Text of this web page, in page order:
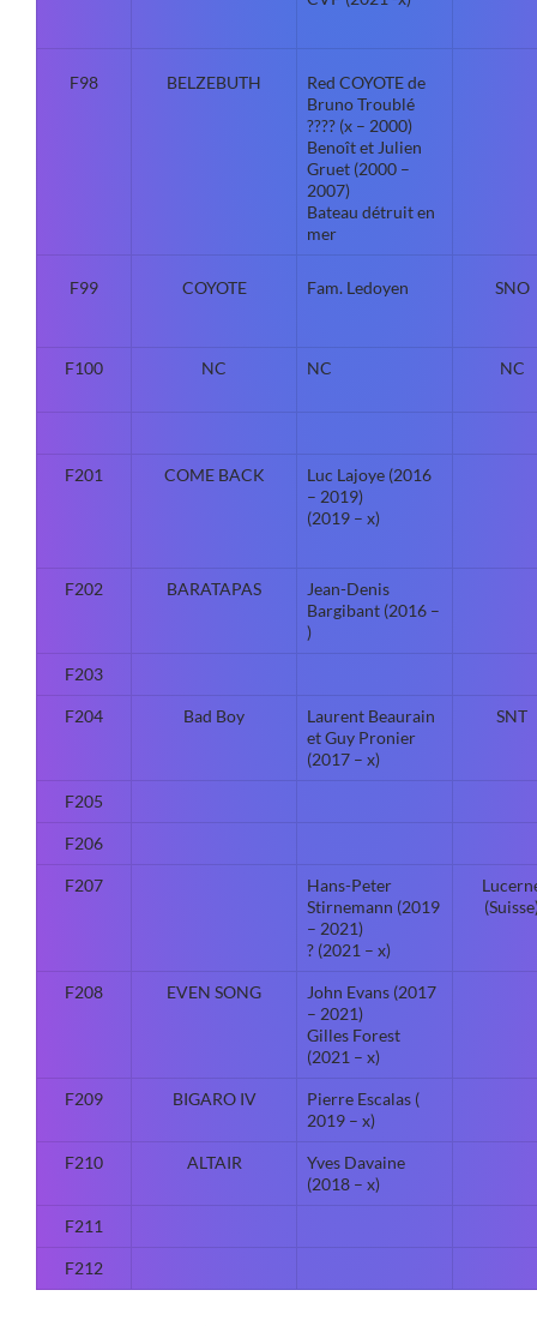
F98 BELZEBUTH
Red COYOTE de
Bruno Troublé
???? (x – 2000)
Benoît et Julien
Gruet (2000 –
2007)
Bateau détruit en
mer
F99 COYOTE Fam. Ledoyen SNO
F100 NC NC NC
F201 COME BACK
Luc Lajoye (2016
– 2019)
(2019 – x)
F202 BARATAPAS
Jean-Denis
Bargibant (2016 –
)
F203
F204 Bad Boy
Laurent Beaurain
et Guy Pronier
(2017 – x)
SNT
F205
F206
F207
Hans-Peter
Stirnemann (2019
– 2021)
? (2021 – x)
F208 EVEN SONG
John Evans (2017
– 2021)
Gilles Forest
(2021 – x)
F209 BIGARO IV
Pierre Escalas (
2019 – x)
F210 ALTAIR
Yves Davaine
(2018 – x)
F211
F212